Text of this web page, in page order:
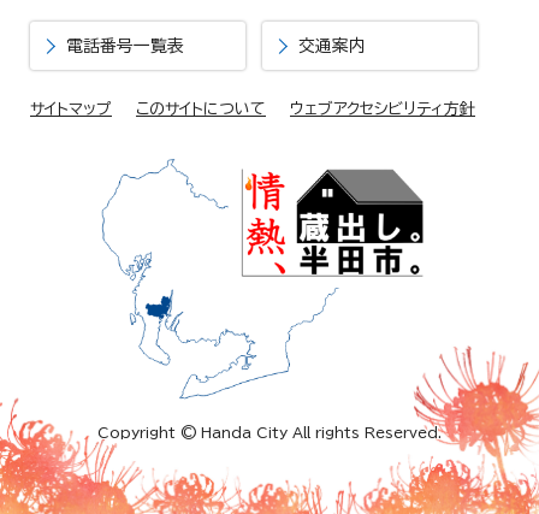
電話番号一覧表 交通案内
サイトマップ このサイトについて ウェブアクセシビリティ方針
Copyright © Handa City All rights Reserved.